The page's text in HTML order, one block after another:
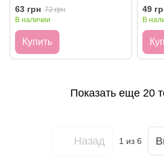
Sidolux Арктика 0,5л
63 грн 72 грн
В наличии
Купить
49
В
Показать еще 20
Назад 1 из 6